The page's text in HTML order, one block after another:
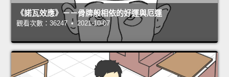
《諾瓦效應》－－骨牌般相依的好運與厄運
觀看次數：36247 • 2021-10-07